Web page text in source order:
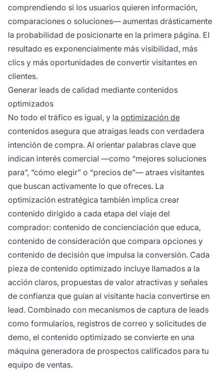
comprendiendo si los usuarios quieren información,
comparaciones o soluciones— aumentas drásticamente
la probabilidad de posicionarte en la primera página. El
resultado es exponencialmente más visibilidad, más
clics y más oportunidades de convertir visitantes en
clientes.
Generar leads de calidad mediante contenidos
optimizados
No todo el tráfico es igual, y la optimización de
contenidos asegura que atraigas leads con verdadera
intención de compra. Al orientar palabras clave que
indican interés comercial —como “mejores soluciones
para”, “cómo elegir” o “precios de”— atraes visitantes
que buscan activamente lo que ofreces. La
optimización estratégica también implica crear
contenido dirigido a cada etapa del viaje del
comprador: contenido de concienciación que educa,
contenido de consideración que compara opciones y
contenido de decisión que impulsa la conversión. Cada
pieza de contenido optimizado incluye llamados a la
acción claros, propuestas de valor atractivas y señales
de confianza que guían al visitante hacia convertirse en
lead. Combinado con mecanismos de captura de leads
como formularios, registros de correo y solicitudes de
demo, el contenido optimizado se convierte en una
máquina generadora de prospectos calificados para tu
equipo de ventas.